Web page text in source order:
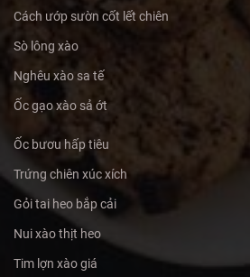
Cách ướp sườn cốt lết chiên
Sò lông xào
Nghêu xào sa tế
Ốc gạo xào sả ớt
Ốc bươu hấp tiêu
Trứng chiên xúc xích
Gỏi tai heo bắp cải
Nui xào thịt heo
Tim lợn xào giá